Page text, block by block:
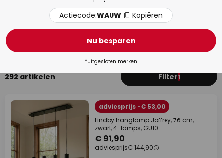
292 artikelen Filter1
adviesprijs -€ 53,00
Lindby hanglamp Joffrey, 76 cm,
zwart, 4-lamps, GU10
€ 91,90
adviesprijs€ 144,90
Actiecode:WAUW Kopiëren
Nu besparen
*Uitgesloten merken